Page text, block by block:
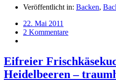
Veröffentlicht in: Backen,
22. Mai 2011
2 Kommentare
Eifreier
Heidelbeeren –